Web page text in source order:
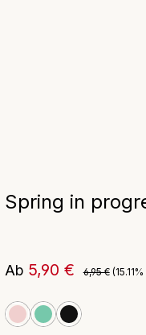
Spring in
rosagreenschwarz
Verkaufspreis:
Ab 5,90 € Regulärer
6,95 €